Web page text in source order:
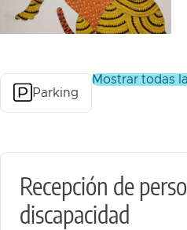
Parking
mostrar todas
Recepción de
discapacidad